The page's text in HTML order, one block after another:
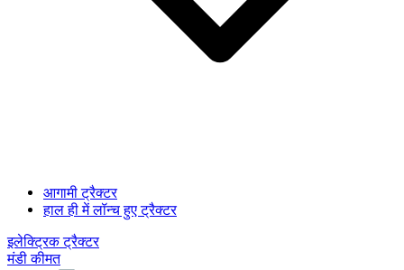
आगामी ट्रैक्टर
हाल ही में लॉन्च हुए ट्रैक्टर
इलेक्ट्रिक ट्रैक्टर
मंडी कीमत